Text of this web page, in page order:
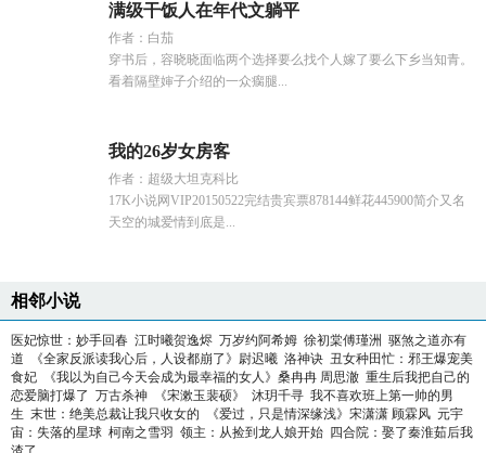
满级干饭人在年代文躺平
作者：白茄
穿书后，容晓晓面临两个选择要么找个人嫁了要么下乡当知青。
看着隔壁婶子介绍的一众瘸腿...
我的26岁女房客
作者：超级大坦克科比
17K小说网VIP20150522完结贵宾票878144鲜花445900简介又名
天空的城爱情到底是...
相邻小说
医妃惊世：妙手回春 江时曦贺逸烬 万岁约阿希姆 徐初棠傅瑾洲 驱煞之道亦有
道
《全家反派读我心后，人设都崩了》尉迟曦 洛神诀 丑女种田忙：邪王爆宠美
食妃
《我以为自己今天会成为最幸福的女人》桑冉冉 周思澈 重生后我把自己的
恋爱脑打爆了 万古杀神 《宋漱玉裴硕》 沐玥千寻 我不喜欢班上第一帅的男
生 末世：绝美总裁让我只收女的 《爱过，只是情深缘浅》宋潇潇 顾霖风 元宇
宙：失落的星球 柯南之雪羽 领主：从捡到龙人娘开始 四合院：娶了秦淮茹后我